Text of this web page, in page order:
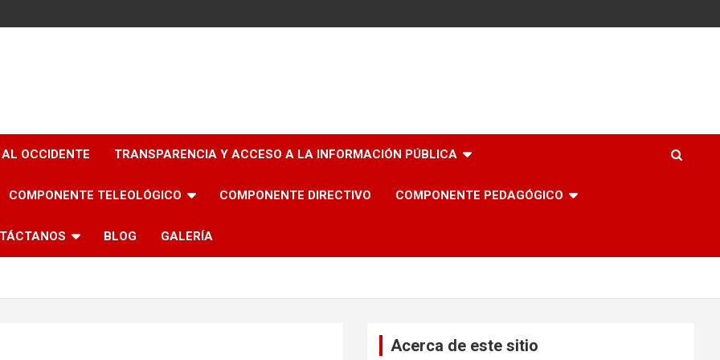
OCCIDENTE TRANSPARENCIA Y ACCESO A LA INFORMACIÓN PÚBLICA
COMPONENTE TELEOLÓGICO COMPONENTE DIRECTIVO COMPONENTE PEDAGÓGICO
BLOG GALERÍA
Acerca de este sitio